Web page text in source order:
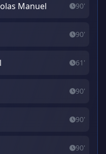
Manuel 90'
90'
61'
90'
90'
90'